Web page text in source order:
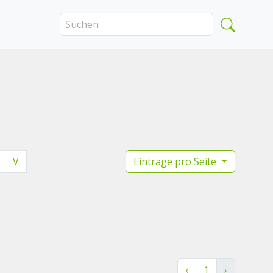
V
Einträge pro Seite
‹ 1 ›